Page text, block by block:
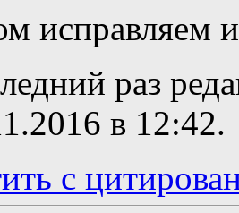
исправляем
раз
в 12:42.
с